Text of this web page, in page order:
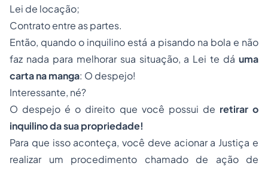
Lei de locação;
Contrato entre as partes.
Então, quando o inquilino está a pisando na bola e não
faz nada para melhorar sua situação, a Lei te dá uma
carta na manga: O despejo!
Interessante, né?
O despejo é o direito que você possui de retirar o
inquilino da sua propriedade!
Para que isso aconteça, você deve acionar a Justiça e
realizar um procedimento chamado de ação de